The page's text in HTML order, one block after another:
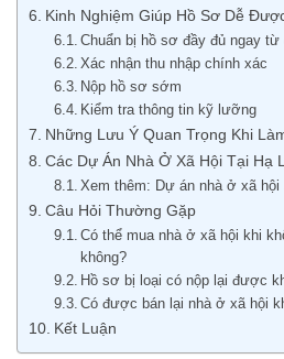
Kinh Nghiệm Giúp Hồ Sơ Dễ
Chuẩn bị hồ sơ đầy đủ ngay từ
Xác nhận thu nhập chính xác
Nộp hồ sơ sớm
Kiểm tra thông tin kỹ lưỡng
Những Lưu Ý Quan Trọng Khi
Các Dự Án Nhà Ở Xã Hội Tại Hạ
Xem thêm: Dự án nhà ở xã hội
Câu Hỏi Thường Gặp
Có thể mua nhà ở xã hội khi
không?
Hồ sơ bị loại có nộp lại được
Có được bán lại nhà ở xã hội
Kết Luận